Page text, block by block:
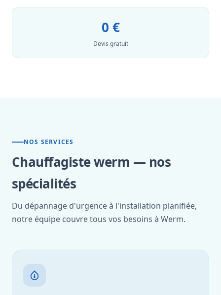
0 €
Devis gratuit
NOS SERVICES
Chauffagiste werm — nos
spécialités
Du dépannage d'urgence à l'installation planifiée,
notre équipe couvre tous vos besoins à Werm.